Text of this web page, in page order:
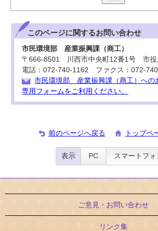
このページに関するお問い合わせ
市民環境部 産業振興課（商工）
〒666-8501 川西市中央町12番1号 市役
電話：072-740-1162 ファクス：072-
市民環境部 産業振興課（商工）への
専用フォームをご利用ください。
前のページへ戻る トップペ
表示 PC スマートフォ
ご意見・お問い合わせ
リンク集